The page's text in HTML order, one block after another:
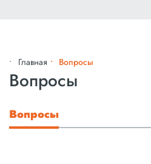
Главная Вопросы
Вопросы
Вопросы